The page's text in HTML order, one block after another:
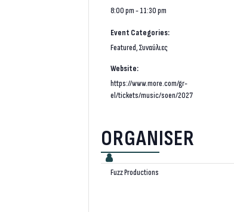
8:00 pm - 11:30 pm
Event Categories:
Featured,Συναύλιες
Website:
https://www.more.com/gr-
el/tickets/music/soen/2027
ORGANISER
Fuzz Productions